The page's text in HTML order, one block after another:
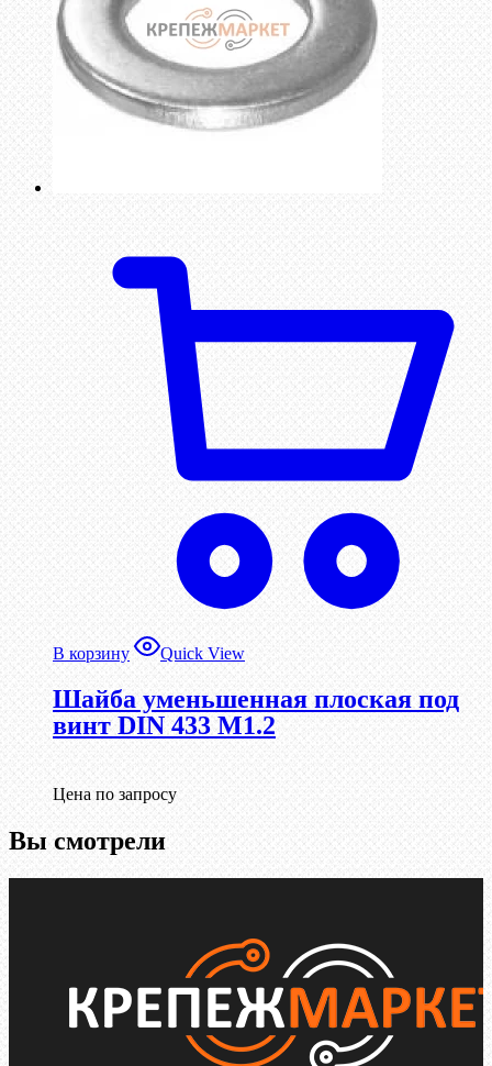
В корзину Quick View
Шайба уменьшенная плоская под
винт DIN 433 М1.2
Цена по запросу
Вы смотрели